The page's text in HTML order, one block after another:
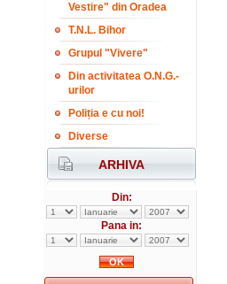
Vestire" din Oradea
T.N.L. Bihor
Grupul "Vivere"
Din activitatea O.N.G.-
urilor
Poliția e cu noi!
Diverse
ARHIVA
Din:
Pana in: